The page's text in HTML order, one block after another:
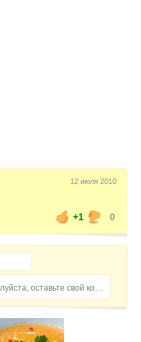
12 июля 2010
+1
0
Домохозяйка, пожалуйста, оставьте свой комментарий...